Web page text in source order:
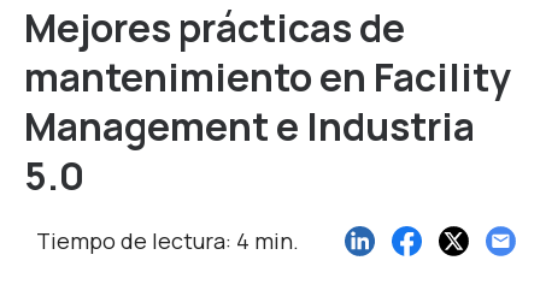
Mejores prácticas de
mantenimiento en Facility
Management e Industria
5.0
Tiempo de lectura: 4 min.